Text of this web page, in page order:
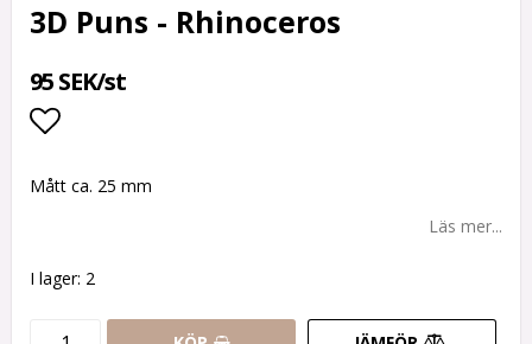
3D Puns - Rhinoceros
95 SEK/st
Lägg till i favoritlistan
Mått ca. 25 mm
Läs mer...
I lager: 2